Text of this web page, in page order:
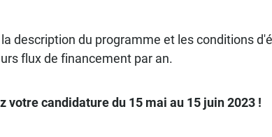
description du programme et les conditions
flux de financement par an.
candidature du 15 mai au 15 juin 2023 !